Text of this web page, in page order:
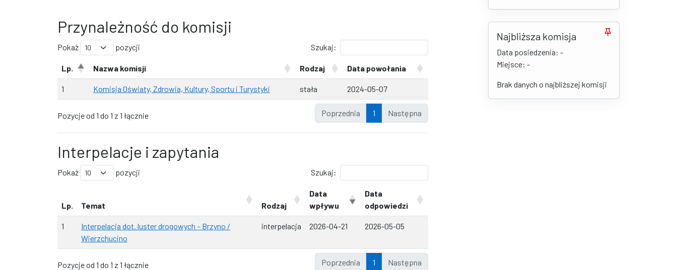
Przynależność do komisji
Pokaż pozycji Szukaj:
Lp. Nazwa komisji Rodzaj Data powołania
1 Komisja Oświaty, Zdrowia, Kultury, Sportu i Turystyki stała 2024-05-07
Pozycje od 1 do 1 z 1 łącznie Poprzednia 1 Następna
Interpelacje i zapytania
Pokaż pozycji Szukaj:
Lp. Temat Rodzaj
Data
wpływu
Data
odpowiedzi
1
Interpelacja dot. luster drogowych – Brzyno /
Wierzchucino
interpelacja 2026-04-21 2026-05-05
Pozycje od 1 do 1 z 1 łącznie Poprzednia 1 Następna
Najbliższa komisja
Data posiedzenia: -
Miejsce: -
Brak danych o najbliższej komisji